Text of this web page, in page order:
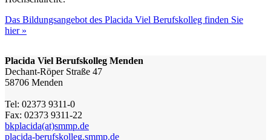
Das Bildungsangebot des Placida Viel Berufskolleg finden Sie
hier »
Placida Viel Berufskolleg Menden
Dechant-Röper Straße 47
58706 Menden
Tel: 02373 9311-0
Fax: 02373 9311-22
bkplacida(at)smmp.de
placida-berufskolleg.smmp.de